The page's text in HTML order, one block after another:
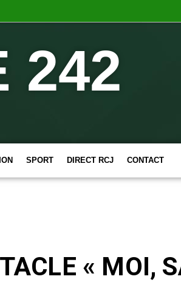
242
SPORT DIRECT RCJ CONTACT
« MOI,